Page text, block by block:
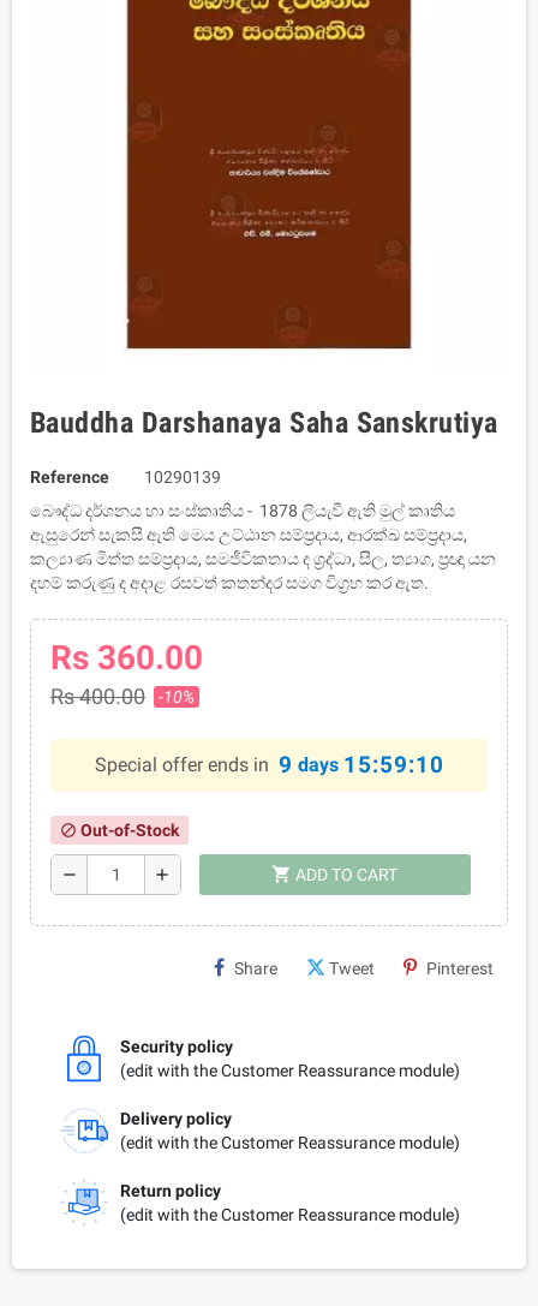
Bauddha Darshanaya Saha Sanskrutiya
Reference
10290139
බෞද්ධ දර්ශනය හා සංස්කෘතිය - 1878 ලියැවී ඇති මුල් කෘතිය
ඇසුරෙන් සැකසී ඇති මෙය උට්ඨාන සම්ප‍්‍රදාය, ආරක්‍ඛ සම්ප‍්‍රදාය,
කල්‍යාණ මිත්ත සම්ප‍්‍රදාය, සමජීවිකතාය ද ශ‍්‍රද්ධා, සීල, ත්‍යාග, ප‍්‍රඥා යන
දහම් කරුණු ද අදාළ රසවත් කතන්දර සමග විග‍්‍රහ කර ඇත.
Rs 360.00
Rs 400.00 -10%
Special offer ends in 9 days 15:59:10
block Out-of-Stock
remove add shopping_cart ADD TO CART
Share Tweet Pinterest
Security policy
(edit with the Customer Reassurance module)
Delivery policy
(edit with the Customer Reassurance module)
Return policy
(edit with the Customer Reassurance module)